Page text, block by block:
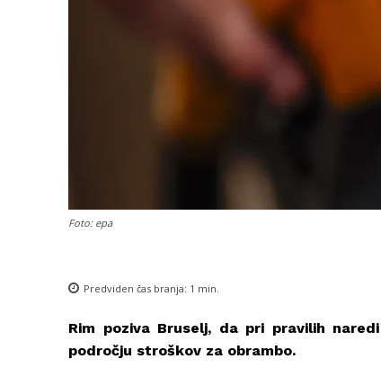
Foto: epa
Predviden čas branja: 1 min.
Rim poziva Bruselj, da pri pravilih
področju stroškov za obrambo.